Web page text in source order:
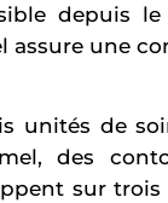
depuis
assure une
unités de
des
sur trois